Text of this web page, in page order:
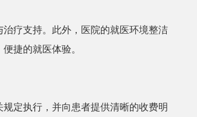
疗支持。此外，医院的就医环境整洁
捷的就医体验。
定执行，并向患者提供清晰的收费明
张丽 皮肤科医生